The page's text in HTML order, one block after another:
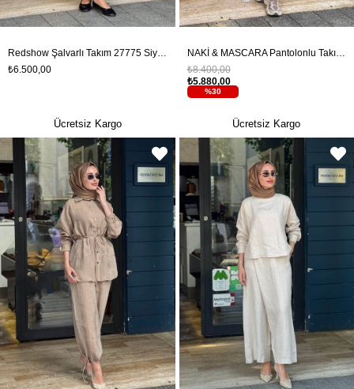
Redshow Şalvarlı Takım 27775 Siyah
₺6.500,00
Ücretsiz Kargo
NAKİ & MASCARA Pantolonlu Takım 26MY3126T Kahve
%30
₺5.880,00
₺8.400,00
Ücretsiz Kargo